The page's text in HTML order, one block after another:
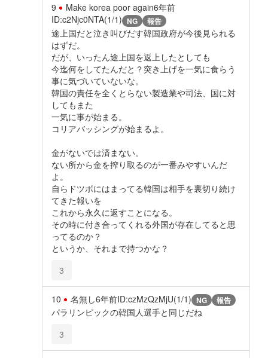
9 Make korea poor again6年前
ID:c2Njc0NTA(1/1) NG 報告
途上国だと泣き叫びだす韓国政府が今後見られる
はずだ。
だが、いったん途上国を返上したとしても
今迄何をしてたんだと？突き上げを一気に食らう
事に気づいていないな。
韓国の責任を全くとらない製造業や司法、国に対
してもまた
一気に事が始まる。
コリアバッシングが始まるよ。
金がないでは済まない。
ない所から金を搾り取るのが一番みやすいんだ
よ。
自らドツボにはまってる韓国は相手を裏切り続け
てきた報いを
これから永久に返すことになる。
その時に付き合ってくれる外国が存在してると思
ってるのか？
というか、それまで持つかな？
3
10 名無し6年前ID:czMzQzMjU(1/1) NG 報告
パラリンピックの韓国人選手と同じだね
3